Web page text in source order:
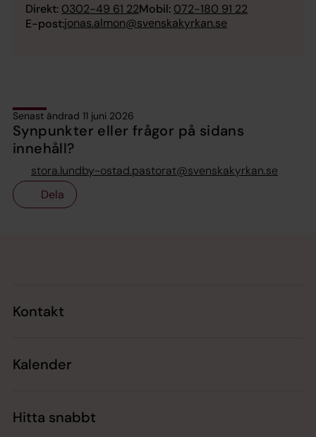
Direkt: 0302-49 61 22Mobil: 072-180 91 22
E-post:jonas.almon@svenskakyrkan.se
Senast ändrad 11 juni 2026
Synpunkter eller frågor på sidans
innehåll?
stora.lundby-ostad.pastorat@svenskakyrkan.se
Dela
Kontakt
Kalender
Hitta snabbt